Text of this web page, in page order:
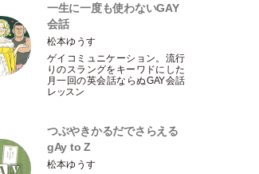
一生に一度も使わないGAY
会話
松本ゆうす
ゲイコミュニケーション。流行
りのスラングをキーワドにした
月一回の英会話ならぬGAY会話
レッスン
つぶやきかるだでさらえる
gAy to Z
松本ゆうす